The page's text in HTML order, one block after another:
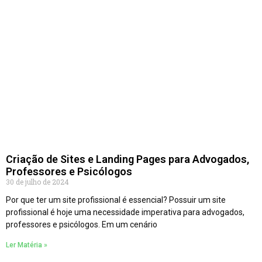
Criação de Sites e Landing Pages para Advogados,
Professores e Psicólogos
30 de julho de 2024
Por que ter um site profissional é essencial? Possuir um site
profissional é hoje uma necessidade imperativa para advogados,
professores e psicólogos. Em um cenário
Ler Matéria »